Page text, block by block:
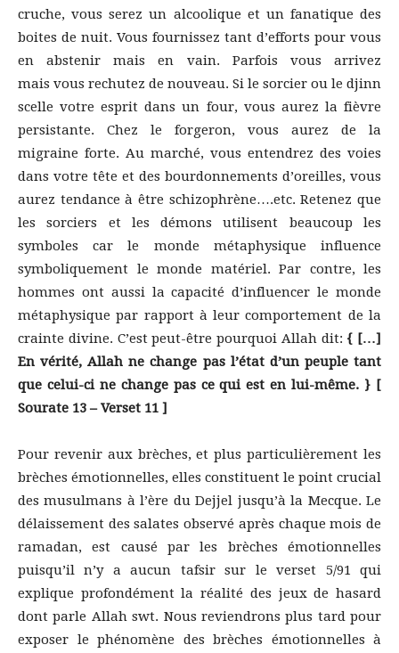
cruche, vous serez un alcoolique et un fanatique des
boites de nuit. Vous fournissez tant d’efforts pour vous
en abstenir mais en vain. Parfois vous arrivez
mais vous rechutez de nouveau. Si le sorcier ou le djinn
scelle votre esprit dans un four, vous aurez la fièvre
persistante. Chez le forgeron, vous aurez de la
migraine forte. Au marché, vous entendrez des voies
dans votre tête et des bourdonnements d’oreilles, vous
aurez tendance à être schizophrène….etc. Retenez que
les sorciers et les démons utilisent beaucoup les
symboles car le monde métaphysique influence
symboliquement le monde matériel. Par contre, les
hommes ont aussi la capacité d’influencer le monde
métaphysique par rapport à leur comportement de la
crainte divine. C’est peut-être pourquoi Allah dit: { […]
En vérité, Allah ne change pas l’état d’un peuple tant
que celui-ci ne change pas ce qui est en lui-même. } [
Sourate 13 – Verset 11 ]
Pour revenir aux brèches, et plus particulièrement les
brèches émotionnelles, elles constituent le point crucial
des musulmans à l’ère du Dejjel jusqu’à la Mecque. Le
délaissement des salates observé après chaque mois de
ramadan, est causé par les brèches émotionnelles
puisqu’il n’y a aucun tafsir sur le verset 5/91 qui
explique profondément la réalité des jeux de hasard
dont parle Allah swt. Nous reviendrons plus tard pour
exposer le phénomène des brèches émotionnelles à